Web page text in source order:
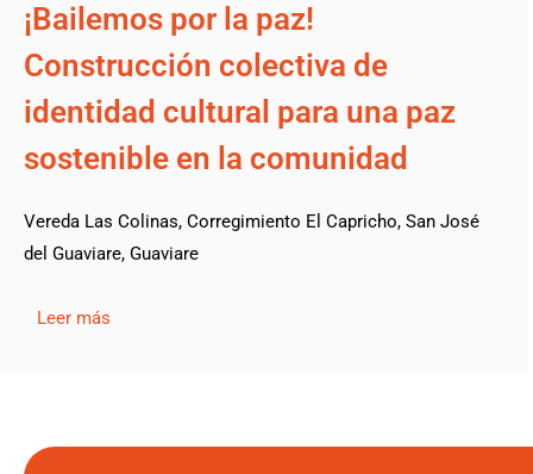
¡Bailemos por la paz!
Construcción colectiva de
identidad cultural para una paz
sostenible en la comunidad
Vereda Las Colinas, Corregimiento El Capricho, San José
del Guaviare, Guaviare
Leer más